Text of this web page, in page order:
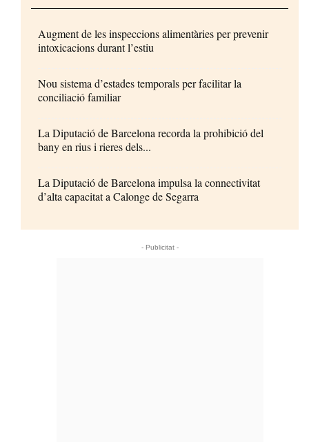
Augment de les inspeccions alimentàries per prevenir
intoxicacions durant l’estiu
Nou sistema d’estades temporals per facilitar la
conciliació familiar
La Diputació de Barcelona recorda la prohibició del
bany en rius i rieres dels...
La Diputació de Barcelona impulsa la connectivitat
d’alta capacitat a Calonge de Segarra
- Publicitat -